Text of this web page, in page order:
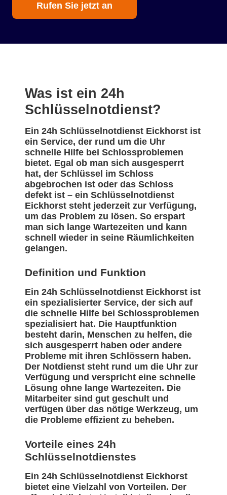
Rufen Sie jetzt an
Was ist ein 24h
Schlüsselnotdienst?
Ein 24h Schlüsselnotdienst Eickhorst ist
ein Service, der rund um die Uhr
schnelle Hilfe bei Schlossproblemen
bietet. Egal ob man sich ausgesperrt
hat, der Schlüssel im Schloss
abgebrochen ist oder das Schloss
defekt ist – ein Schlüsselnotdienst
Eickhorst steht jederzeit zur Verfügung,
um das Problem zu lösen. So erspart
man sich lange Wartezeiten und kann
schnell wieder in seine Räumlichkeiten
gelangen.
Definition und Funktion
Ein 24h Schlüsselnotdienst Eickhorst ist
ein spezialisierter Service, der sich auf
die schnelle Hilfe bei Schlossproblemen
spezialisiert hat. Die Hauptfunktion
besteht darin, Menschen zu helfen, die
sich ausgesperrt haben oder andere
Probleme mit ihren Schlössern haben.
Der Notdienst steht rund um die Uhr zur
Verfügung und verspricht eine schnelle
Lösung ohne lange Wartezeiten. Die
Mitarbeiter sind gut geschult und
verfügen über das nötige Werkzeug, um
die Probleme effizient zu beheben.
Vorteile eines 24h
Schlüsselnotdienstes
Ein 24h Schlüsselnotdienst Eickhorst
bietet eine Vielzahl von Vorteilen. Der